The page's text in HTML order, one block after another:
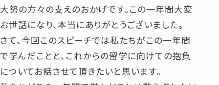
大勢の方々の支えのおかげです。この一年間大変
お世話になり、本当にありがとうございました。
さて、今回このスピーチでは私たちがこの一年間
で学んだことと、これからの留学に向けての抱負
についてお話させて頂きたいと思います。